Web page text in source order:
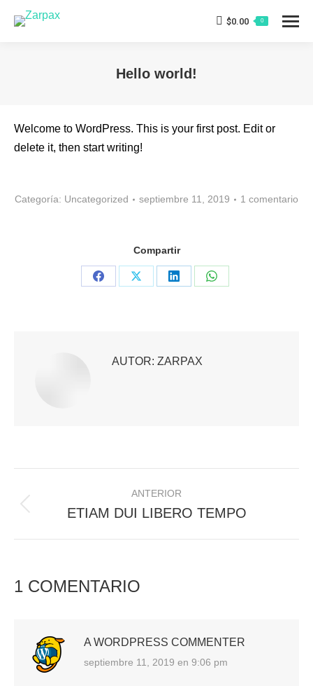
$0.00 0
Hello world!
Welcome to WordPress. This is your first post. Edit or
delete it, then start writing!
Categoría: Uncategorized septiembre 11, 2019 1 comentario
Compartir
Share
Share
Share
Share
AUTOR: ZARPAX
NAVEGACIÓN
ENTRE
PUBLICACIONES
ANTERIOR
Publicación
ETIAM DUI LIBERO TEMPO
1 COMENTARIO
A WORDPRESS COMMENTER
dice:
septiembre 11, 2019 en 9:06 pm